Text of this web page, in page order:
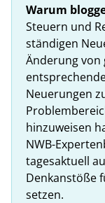
Warum
Steuern und
ständigen
Änderung von
Neuerungen
hinzuweisen
NWB-
tagesaktuell
Denkanstöße
setzen.